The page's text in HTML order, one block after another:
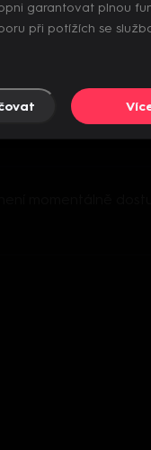
se inicializovat
garantovat plnou
při potížích se